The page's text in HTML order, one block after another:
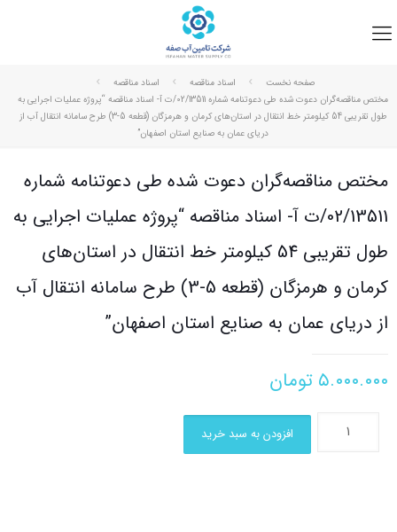
صفحه نخست اسناد مناقصه
اسناد مناقصه
مختص مناقصه‌گران دعوت شده طی دعوتنامه شماره 02/13511/ت آ- اسناد مناقصه “پروژه عملیات اجرایی به
طول تقریبی 54 کیلومتر خط انتقال در استان‌های کرمان و هرمزگان (قطعه 5-3) طرح سامانه انتقال آب از
دریای عمان به صنایع استان اصفهان”
مختص مناقصه‌گران دعوت شده طی دعوتنامه شماره
02/13511/ت آ- اسناد مناقصه “پروژه عملیات اجرایی به
طول تقریبی 54 کیلومتر خط انتقال در استان‌های
کرمان و هرمزگان (قطعه 5-3) طرح سامانه انتقال آب
از دریای عمان به صنایع استان اصفهان”
۵.۰۰۰.۰۰۰ تومان
افزودن به سبد خرید